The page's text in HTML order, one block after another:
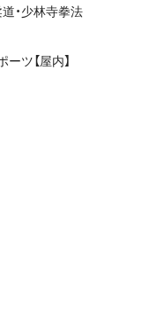
道・少林寺拳法
ツ【屋内】